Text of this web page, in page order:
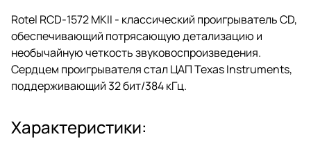
Rotel RCD-1572 MKII - классический проигрыватель CD,
обеспечивающий потрясающую детализацию и
необычайную четкость звуковоспроизведения.
Сердцем проигрывателя стал ЦАП Texas Instruments,
поддерживающий 32 бит/384 кГц.
Характеристики: